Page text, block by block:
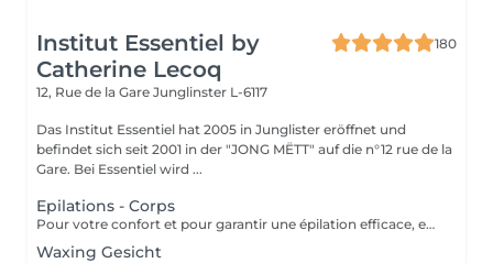
Institut Essentiel by
Catherine Lecoq
180
12, Rue de la Gare Junglinster L-6117
Das Institut Essentiel hat 2005 in Junglister eröffnet und
befindet sich seit 2001 in der "JONG MËTT" auf die n°12 rue de la
Gare. Bei Essentiel wird ...
Epilations - Corps
Pour votre confort et pour garantir une épilation efficace, en cas de poils longs, nous vous conseillons de tondre vos poils à 1/2 cm avant votre épilation. Ne pas appliquer de soin hydratant 12 heures avant votre rendez-vous (pour garantir adhérence de la cire) Merci pour votre compréhension.
Waxing Gesicht